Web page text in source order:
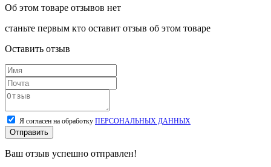
Об этом товаре отзывов нет
станьте первым кто оставит отзыв об этом товаре
Оставить отзыв
Я согласен на обработку ПЕРСОНАЛЬНЫХ ДАННЫХ
Отправить
Ваш отзыв успешно отправлен!